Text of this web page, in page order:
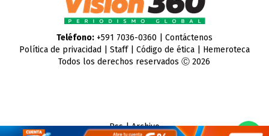
Teléfono:+591 7036-0360 | Contáctenos
Política de privacidad
Staff| Código de ética| Hemeroteca
Todos los derechos reservados Ⓒ 2026
Rss|Archivo